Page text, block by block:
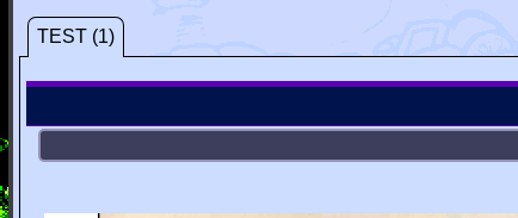
TEST (1)